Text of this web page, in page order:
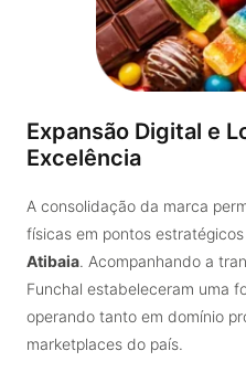
Expansão Digital e
Excelência
A consolidação da marca
físicas em pontos
Atibaia. Acompanhando a
Funchal estabeleceram uma
operando tanto em domínio
marketplaces do país.